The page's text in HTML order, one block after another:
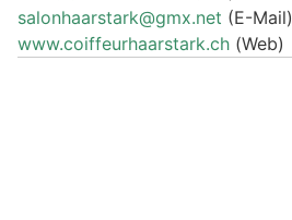
salonhaarstark@gmx.net (E-Mail)
www.coiffeurhaarstark.ch (Web)